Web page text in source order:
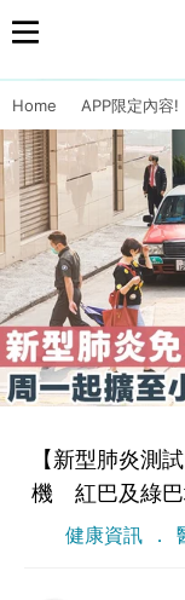
Home APP限定內容!
【新型肺炎測
機 紅巴及綠巴
健康資訊